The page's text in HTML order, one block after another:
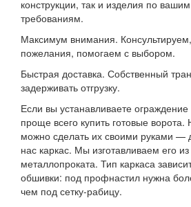
конструкции, так и изделия по
требованиям.
Максимум внимания.
пожелания, помогаем с выбором.
Быстрая доставка. Собственный
задерживать отгрузку.
Если вы устанавливаете
проще всего купить готовые
можно сделать их своими руками —
нас каркас. Мы изготавливаем его
металлопроката. Тип каркаса
обшивки: под профнастил нужна
чем под сетку-рабицу.